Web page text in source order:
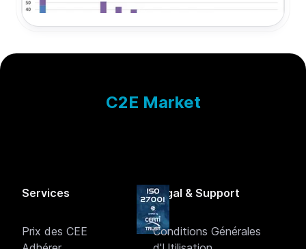
C2E Market
Services
Prix des CEE
Légal & Support
Conditions Générales